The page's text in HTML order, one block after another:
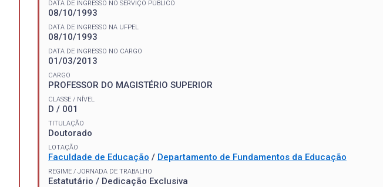
DATA DE INGRESSO NO SERVIÇO PÚBLICO
08/10/1993
DATA DE INGRESSO NA UFPEL
08/10/1993
DATA DE INGRESSO NO CARGO
01/03/2013
CARGO
PROFESSOR DO MAGISTÉRIO SUPERIOR
CLASSE / NÍVEL
D / 001
TITULAÇÃO
Doutorado
LOTAÇÃO
Faculdade de Educação / Departamento de Fundamentos da Educação
REGIME / JORNADA DE TRABALHO
Estatutário / Dedicação Exclusiva